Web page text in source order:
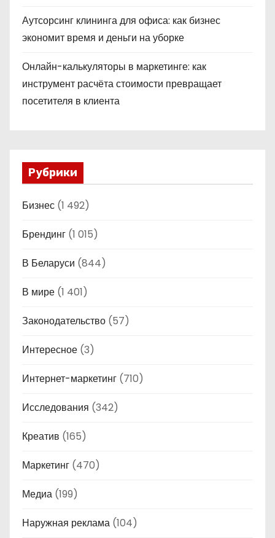
Аутсорсинг клининга для офиса: как бизнес
экономит время и деньги на уборке
Онлайн-калькуляторы в маркетинге: как
инструмент расчёта стоимости превращает
посетителя в клиента
Рубрики
Бизнес (1 492)
Брендинг (1 015)
В Беларуси (844)
В мире (1 401)
Законодательство (57)
Интересное (3)
Интернет-маркетинг (710)
Исследования (342)
Креатив (165)
Маркетинг (470)
Медиа (199)
Наружная реклама (104)